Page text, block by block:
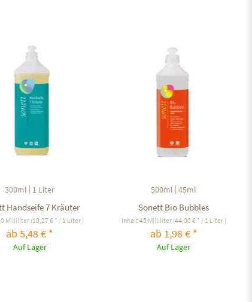
300ml | 1 Liter
Handseife 7 Kräuter
Milliliter(18,27 € * / 1 Liter )
ab 5,48 € *
Auf Lager
500ml |45ml
Sonett Bio Bubbles
Inhalt45 Milliliter (44,00 € * / 1 Liter )
ab 1,98 € *
Auf Lager